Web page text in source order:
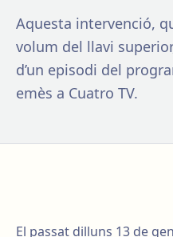
Aquesta intervenció,
volum del llavi
d’un episodi del
emès a Cuatro TV.
El passat dilluns 13 de